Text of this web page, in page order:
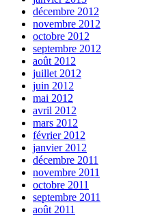
décembre 2012
novembre 2012
octobre 2012
septembre 2012
août 2012
juillet 2012
juin 2012
mai 2012
avril 2012
mars 2012
février 2012
janvier 2012
décembre 2011
novembre 2011
octobre 2011
septembre 2011
août 2011